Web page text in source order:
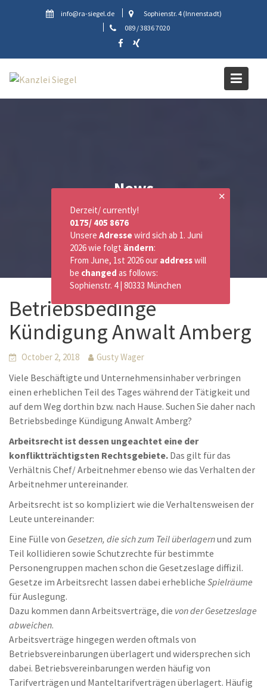
info@ra-siegel.de
Sophienstr. 4 (Innenstadt)
089 / 3836 7020
News
Betriebsbedinge
Kündigung Anwalt Amberg
October 2, 2018 Gusty Wager
Viele Beschäftigte und Unternehmensinhaber verbringen
einen erheblichen Teil des Tages während der Tätigkeit und
auf dem Weg dorthin bzw. nach Hause. Suchen Sie daher nach
Betriebsbedinge Kündigung Anwalt Amberg?
Arbeitsrecht ist dessen ungeachtet eine der
konfliktträchtigsten Rechtsgebiete. Das gilt für das
Verhältnis Chef/ Arbeitnehmer ebenso wie das Verhalten der
Arbeitnehmer untereinander.
Arbeitsrecht ist so kompliziert wie die Verhaltensweisen der
Leute untereinander:
Eine Fülle von Gesetzen, die sich zum Teil überlagernund zum
Teil kollidieren sowie Schutzrechte für bestimmte
Personengruppen machen schon die Gesetzeslage diffizil.
Gesetze im Arbeitsrecht lassen dabei erhebliche Spielräume
für Auslegung.
Dazu kommen dann Arbeitsverträge, die von der Gesetzeslage
abweichen.
Arbeitsverträge hingegen werden oftmals von
Betriebsvereinbarungen überlagert und widersprechen sich
dabei. Betriebsvereinbarungen werden häufig von
Tarifverträgen und Manteltarifverträgen überlagert. Häufig
✕
Derzeit/ currently!
0175/ 405 8676
Unsere Adressewird sich ab 1. Juni
2026 wie folgt ändern:
From June, 1st 2026 our addresswill
be changed as follows:
Sophienstr. 4 | 80333 München